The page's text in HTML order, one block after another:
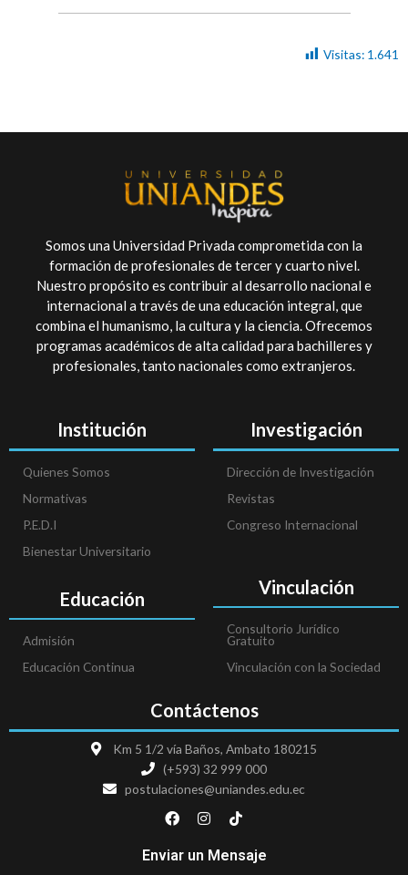
Visitas: 1.641
Somos una Universidad Privada comprometida con la
formación de profesionales de tercer y cuarto nivel.
Nuestro propósito es contribuir al desarrollo nacional e
internacional a través de una educación integral, que
combina el humanismo, la cultura y la ciencia. Ofrecemos
programas académicos de alta calidad para bachilleres y
profesionales, tanto nacionales como extranjeros.
Institución
Quienes Somos
Normativas
P.E.D.I
Bienestar Universitario
Educación
Admisión
Educación Continua
Investigación
Dirección de Investigación
Revistas
Congreso Internacional
Vinculación
Consultorio Jurídico
Gratuito
Vinculación con la Sociedad
Contáctenos
Km 5 1/2 vía Baños, Ambato 180215
(+593) 32 999 000
postulaciones@uniandes.edu.ec
F
a
e
I
n
t
T
i
t
Enviar un Mensaje